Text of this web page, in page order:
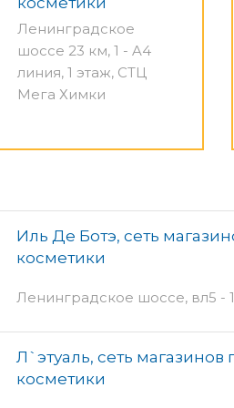
Ленинградское
шоссе 23 км, 1 - A4
линия, 1 этаж, СТЦ
Мега Химки
Иль Де Ботэ, сеть
косметики
Ленинградское шоссе, вл5 -
Л`этуаль, сеть
косметики